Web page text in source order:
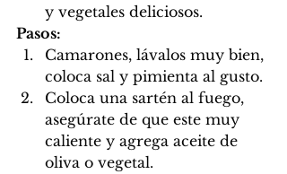
y vegetales deliciosos.
Pasos:
Camarones, lávalos muy bien,
coloca sal y pimienta al gusto.
Coloca una sartén al fuego,
asegúrate de que este muy
caliente y agrega aceite de
oliva o vegetal.